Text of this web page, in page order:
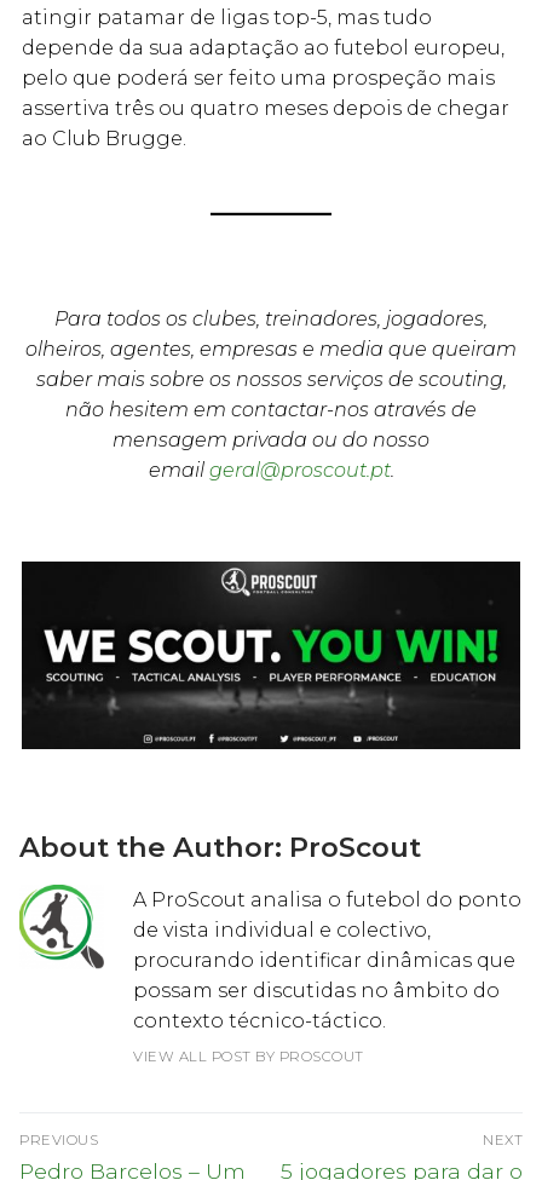
atingir patamar de ligas top-5, mas tudo
depende da sua adaptação ao futebol europeu,
pelo que poderá ser feito uma prospeção mais
assertiva três ou quatro meses depois de chegar
ao Club Brugge.
Para todos os clubes, treinadores, jogadores,
olheiros, agentes, empresas e media que queiram
saber mais sobre os nossos serviços de scouting,
não hesitem em contactar-nos através de
mensagem privada ou do nosso
email geral@proscout.pt.
About the Author: ProScout
A ProScout analisa o futebol do ponto
de vista individual e colectivo,
procurando identificar dinâmicas que
possam ser discutidas no âmbito do
contexto técnico-táctico.
VIEW ALL POST BY PROSCOUT
Navegação
de
PREVIOUS
Previous
Pedro Barcelos – Um
NEXT
Next
5 jogadores para dar o